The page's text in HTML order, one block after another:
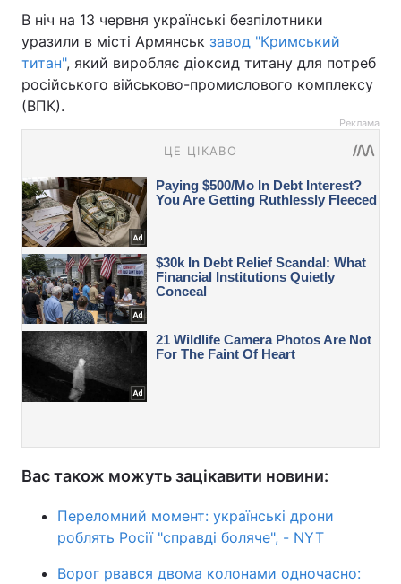
В ніч на 13 червня українські безпілотники
уразили в місті Армянськ завод "Кримський
титан", який виробляє діоксид титану для потреб
російського військово-промислового комплексу
(ВПК).
Реклама
Вас також можуть зацікавити новини:
Переломний момент: українські дрони
роблять Росії "справді боляче", - NYT
Ворог рвався двома колонами одночасно: